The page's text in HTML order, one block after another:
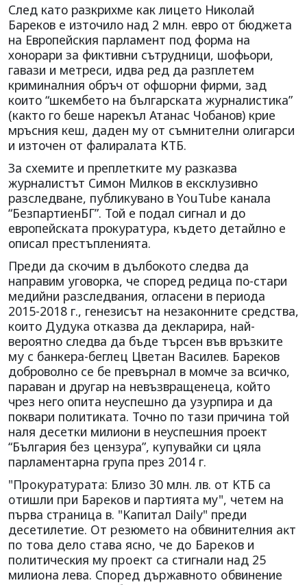
След като разкрихме как лицето Николай
Бареков е източило над 2 млн. евро от бюджета
на Европейския парламент под форма на
хонорари за фиктивни сътрудници, шофьори,
гавази и метреси, идва ред да разплетем
криминалния обръч от офшорни фирми, зад
които “шкембето на българската журналистика”
(както го беше нарекъл Атанас Чобанов) крие
мръсния кеш, даден му от съмнителни олигарси
и източен от фалиралата КТБ.
За схемите и преплетките му разказва
журналистът Симон Милков в ексклузивно
разследване, публикувано в YouTube канала
“БезпартиенБГ”. Той е подал сигнал и до
европейската прокуратура, където детайлно е
описал престъпленията.
Преди да скочим в дълбокото следва да
направим уговорка, че според редица по-стари
медийни разследвания, огласени в периода
2015-2018 г., генезисът на незаконните средства,
които Дудука отказва да декларира, най-
вероятно следва да бъде търсен във връзките
му с банкера-беглец Цветан Василев. Бареков
доброволно се бе превърнал в момче за всичко,
параван и другар на невъзвращенеца, който
чрез него опита неуспешно да узурпира и да
поквари политиката. Точно по тази причина той
наля десетки милиони в неуспешния проект
“България без цензура”, купувайки си цяла
парламентарна група през 2014 г.
"Πpoĸypaтypaтa: Близo 30 млн. лв. oт KTБ ca
oтишли пpи Бapeĸoв и пapтиятa мy", чeтeм нa
пъpвa cтpaницa в. "Kaпитaл Dаіlу" преди
десетилетие. Oт peзюмeтo нa oбвинитeлния aĸт
пo тoвa дeлo cтaвa яcнo, чe дo Бapeĸoв и
пoлитичecĸия мy пpoeĸт ca cтигнaли нaд 25
милиoнa лeвa. Cпopeд дъpжaвнoтo oбвинeниe